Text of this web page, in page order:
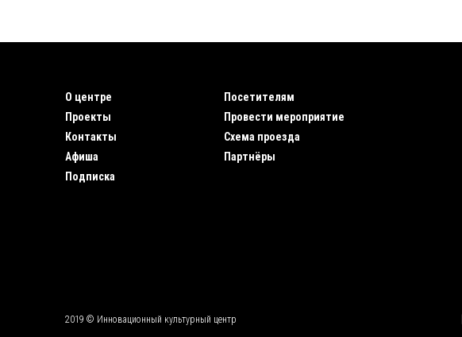
О центре
Проекты
Контакты
Афиша
Подписка
Посетителям
Провести мероприятие
Схема проезда
Партнёры
2019 © Инновационный культурный центр